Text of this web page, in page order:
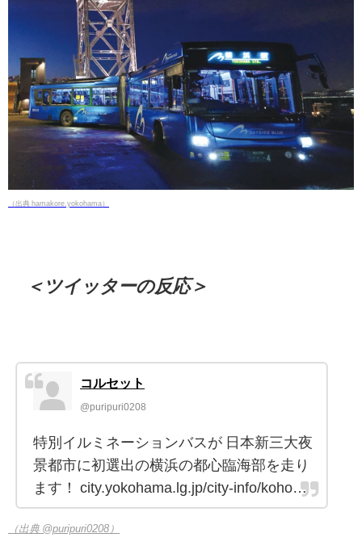
（出典 hamakore.yokohama）
＜ツイッターの反応＞
コルセット
@puripuri0208
特別イルミネーションバスが 日本新三大夜
景都市に初選出の横浜の都心臨海部を走り
ます！ city.yokohama.lg.jp/city-info/koho…
（出典 @puripuri0208）